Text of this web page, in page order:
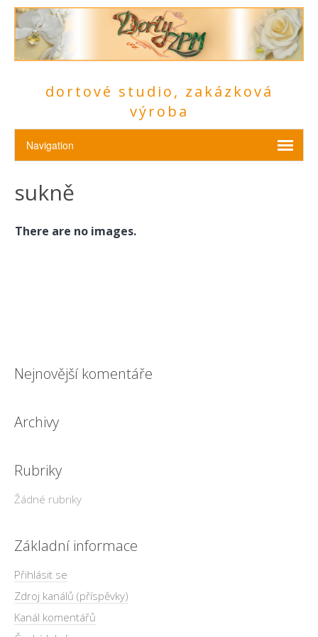
dortové studio, zakázková
výroba
sukně
There are no images.
Nejnovější komentáře
Archivy
Rubriky
Žádné rubriky
Základní informace
Přihlásit se
Zdroj kanálů (příspěvky)
Kanál komentářů